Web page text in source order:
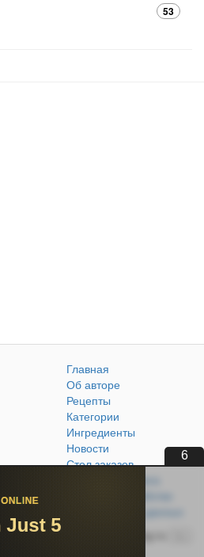
53
4
Главная
Об авторе
Рецепты
Категории
Ингредиенты
Новости
Стол заказов
Политика обработки
персональных данных
© 2014-2026 FineCooking.ru
на сайте